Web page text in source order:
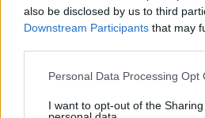
also be disclosed by us to third
Downstream Participants that may
Please note that this website/app
not limited to your visit or usage
Personal Data Processing Opt
I want to opt-out of the
Volkswagen elektromos
rekordot ért a Pikes Peak-i
Nürburgring Nordschleifén is.